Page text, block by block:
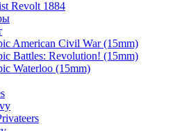
Revolt 1884
American Civil War (15mm)
Battles: Revolution! (15mm)
Waterloo (15mm)